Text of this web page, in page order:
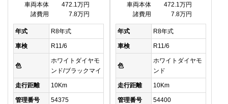
車両本体
472.1万円
諸費用
7.8万円
年式 R8年式
車検 R11/6
色
ホワイトダイヤモ
ンド/ブラックマイ
走行距離 10Km
管理番号 54375
車両本体
472.1万円
諸費用
7.8万円
年式 R8年式
車検 R11/6
色
ホワイトダイヤモ
ンド
走行距離 10Km
管理番号 54400